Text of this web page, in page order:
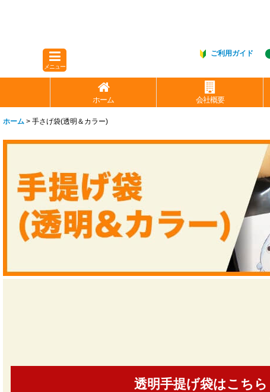
ご利用ガイド
メニュー
ホーム 会社概要
ホーム > 手さげ袋(透明＆カラー)
透明手提げ袋はこちら